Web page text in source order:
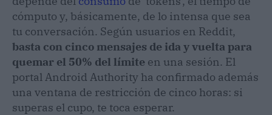
cómputo y, básicamente, de lo intensa que sea
tu conversación. Según usuarios en Reddit,
basta con cinco mensajes de ida y vuelta para
quemar el 50% del límite en una sesión. El
portal Android Authority ha confirmado además
una ventana de restricción de cinco horas: si
superas el cupo, te toca esperar.